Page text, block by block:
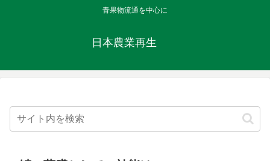
青果物流通を中心に
日本農業再生